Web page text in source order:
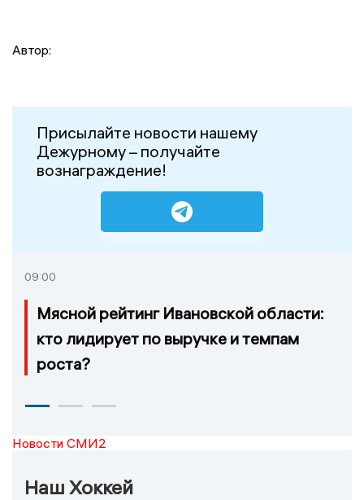
Автор:
Присылайте новости нашему
Дежурному – получайте
вознаграждение!
09:00
Мясной рейтинг Ивановской области:
кто лидирует по выручке и темпам
роста?
Новости СМИ2
Наш Хоккей